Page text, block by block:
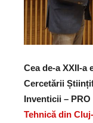
Cea de-a XXII-a
Cercetării
Inventicii – PRO
Tehnică din